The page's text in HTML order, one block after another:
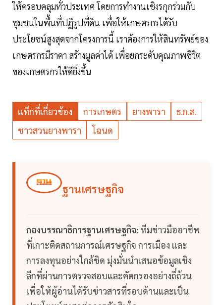
ให้ครอบคลุมทั่วประเทศ โดยการทำงานเชิงรกุกร่วมกับ
ชุมชนในพื้นที่ปฏิรูปที่ดิน เพื่อให้เกษตรกรได้รับ
ประโยชน์สูงสุดจากโครงการนี้ เราต้องการให้สินทรัพย์ของ
เกษตรกรมีราคา สร้างมูลค่าได้ เพื่อยกระดับคุณภาพชีวิต
ของเกษตรกรให้ดียิ่งขึ้น
แท็กที่เกี่ยวข้อง การเกษตร ยางพารา
ธ.ก.ส.
ชาวสวนยางพารา
โฉนด
ฐานเศรษฐกิจ
กองบรรณาธิการฐานเศรษฐกิจ: ทีมข่าวมืออาชีพ
ที่เกาะติดสถานการณ์เศรษฐกิจ การเมือง และ
การลงทุนอย่างใกล้ชิด มุ่งมั่นนำเสนอข้อมูลเชิง
ลึกที่ผ่านการตรวจสอบและคัดกรองอย่างถี่ถ้วน
เพื่อให้ผู้อ่านได้รับข่าวสารที่รอบด้านและเป็น